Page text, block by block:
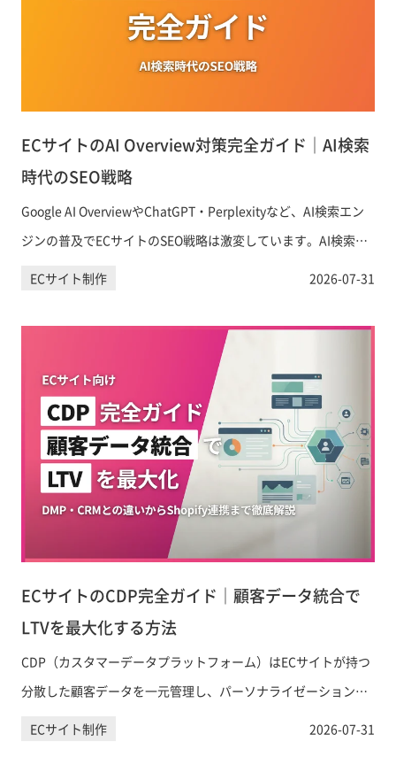
ECサイトのAI Overview対策完全ガイド｜AI検索
時代のSEO戦略
Google AI OverviewやChatGPT・Perplexityなど、AI検索エン
ジンの普及でECサイトのSEO戦略は激変しています。AI検索に
引用・表示されるためのコンテンツ設計と具体的なAIO対策を
ECサイト制作 2026-07-31
ECサイトのCDP完全ガイド｜顧客データ統合で
LTVを最大化する方法
CDP（カスタマーデータプラットフォーム）はECサイトが持つ
分散した顧客データを一元管理し、パーソナライゼーションや
LTV向上に活用するための基盤です。DMP・CRMとの違いから
ECサイト制作 2026-07-31